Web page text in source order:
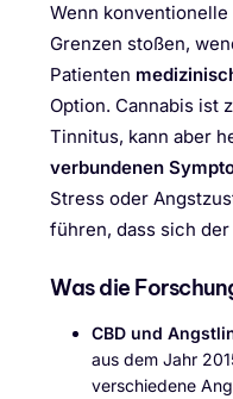
Wenn
Grenzen stoßen,
Patienten
Option. Cannabis ist
Tinnitus, kann aber
verbundenen
Stress oder
führen, dass sich
Was die
CBD und
aus dem Jahr
verschiedene